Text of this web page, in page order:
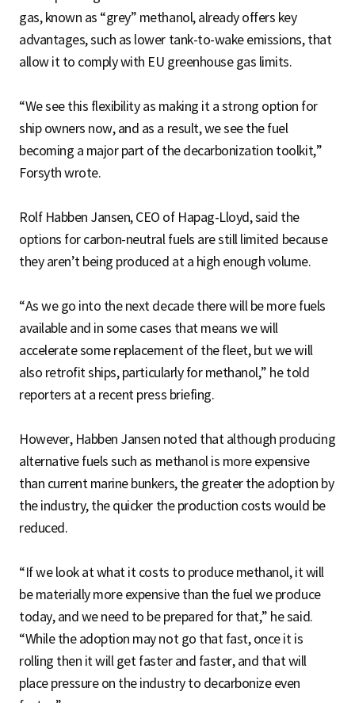
gas, known as “grey” methanol, already offers key
advantages, such as lower tank-to-wake emissions, that
allow it to comply with EU greenhouse gas limits.
“We see this flexibility as making it a strong option for
ship owners now, and as a result, we see the fuel
becoming a major part of the decarbonization toolkit,”
Forsyth wrote.
Rolf Habben Jansen, CEO of Hapag-Lloyd, said the
options for carbon-neutral fuels are still limited because
they aren’t being produced at a high enough volume.
“As we go into the next decade there will be more fuels
available and in some cases that means we will
accelerate some replacement of the fleet, but we will
also retrofit ships, particularly for methanol,” he told
reporters at a recent press briefing.
However, Habben Jansen noted that although producing
alternative fuels such as methanol is more expensive
than current marine bunkers, the greater the adoption by
the industry, the quicker the production costs would be
reduced.
“If we look at what it costs to produce methanol, it will
be materially more expensive than the fuel we produce
today, and we need to be prepared for that,” he said.
“While the adoption may not go that fast, once it is
rolling then it will get faster and faster, and that will
place pressure on the industry to decarbonize even